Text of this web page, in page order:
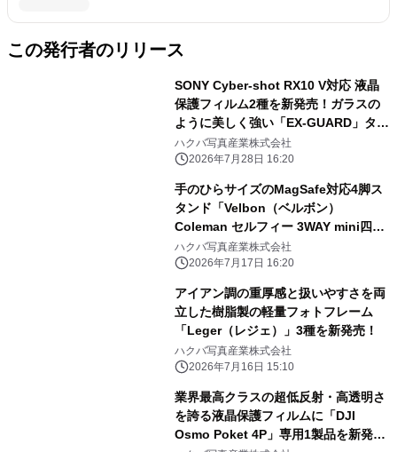
この発行者のリリース
SONY Cyber-shot RX10 V対応 液晶
保護フィルム2種を新発売！ガラスの
ように美しく強い「EX-GUARD」タイ
プと業界最高クラスの透明度を誇る
「III」タイプ
ハクバ写真産業株式会社
2026年7月28日 16:20
手のひらサイズのMagSafe対応4脚ス
タンド「Velbon（ベルボン）
Coleman セルフィー 3WAY mini四
脚」を新発売！
ハクバ写真産業株式会社
2026年7月17日 16:20
アイアン調の重厚感と扱いやすさを両
立した樹脂製の軽量フォトフレーム
「Leger（レジェ）」3種を新発売！
ハクバ写真産業株式会社
2026年7月16日 15:10
業界最高クラスの超低反射・高透明さ
を誇る液晶保護フィルムに「DJI
Osmo Poket 4P」専用1製品を新発